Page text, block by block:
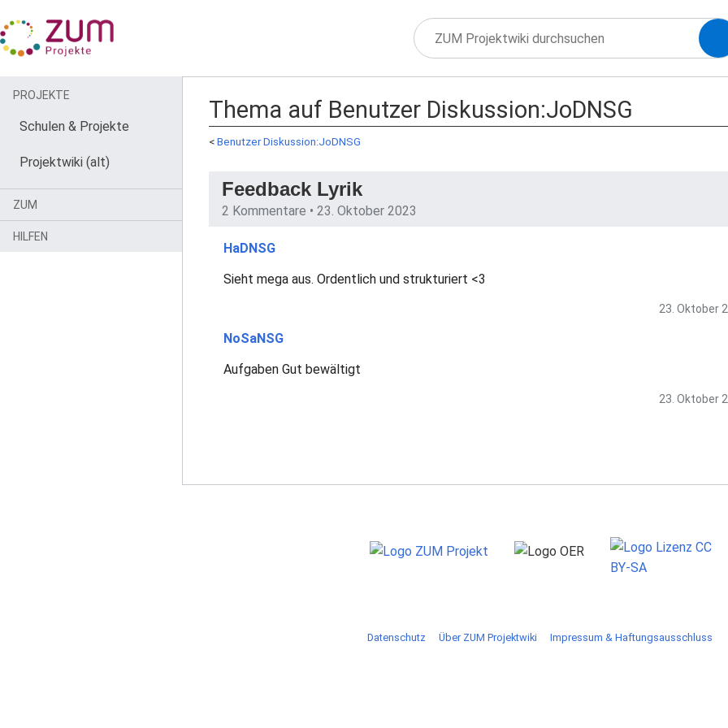
Thema auf Benutzer Diskussion:JoDNSG
< Benutzer Diskussion:JoDNSG
Feedback Lyrik
2 Kommentare • 23. Oktober 2023
HaDNSG
Sieht mega aus. Ordentlich und strukturiert <3
23. Oktober
NoSaNSG
Aufgaben Gut bewältigt
23. Oktober
PROJEKTE
Schulen & Projekte
Projektwiki (alt)
ZUM
HILFEN
Datenschutz Über ZUM Projektwiki Impressum & Haftungsausschluss